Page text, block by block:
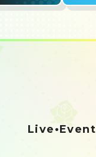
Live•Event